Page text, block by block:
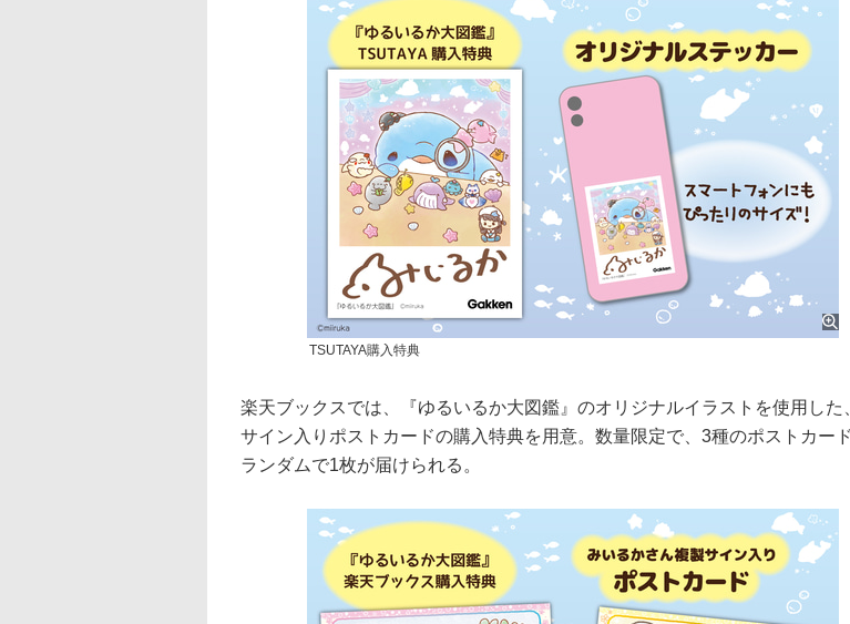
TSUTAYA購入特典
楽天ブックスでは、『ゆるいるか大図鑑』のオリジナルイラストを使用した
サイン入りポストカードの購入特典を用意。数量限定で、3種のポストカー
ランダムで1枚が届けられる。